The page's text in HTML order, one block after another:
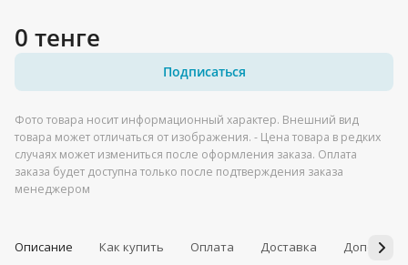
0 тенге
Подписаться
Фото товара носит информационный характер. Внешний вид
товара может отличаться от изображения. - Цена товара в редких
случаях может измениться после оформления заказа. Оплата
заказа будет доступна только после подтверждения заказа
менеджером
Описание Как купить Оплата Доставка